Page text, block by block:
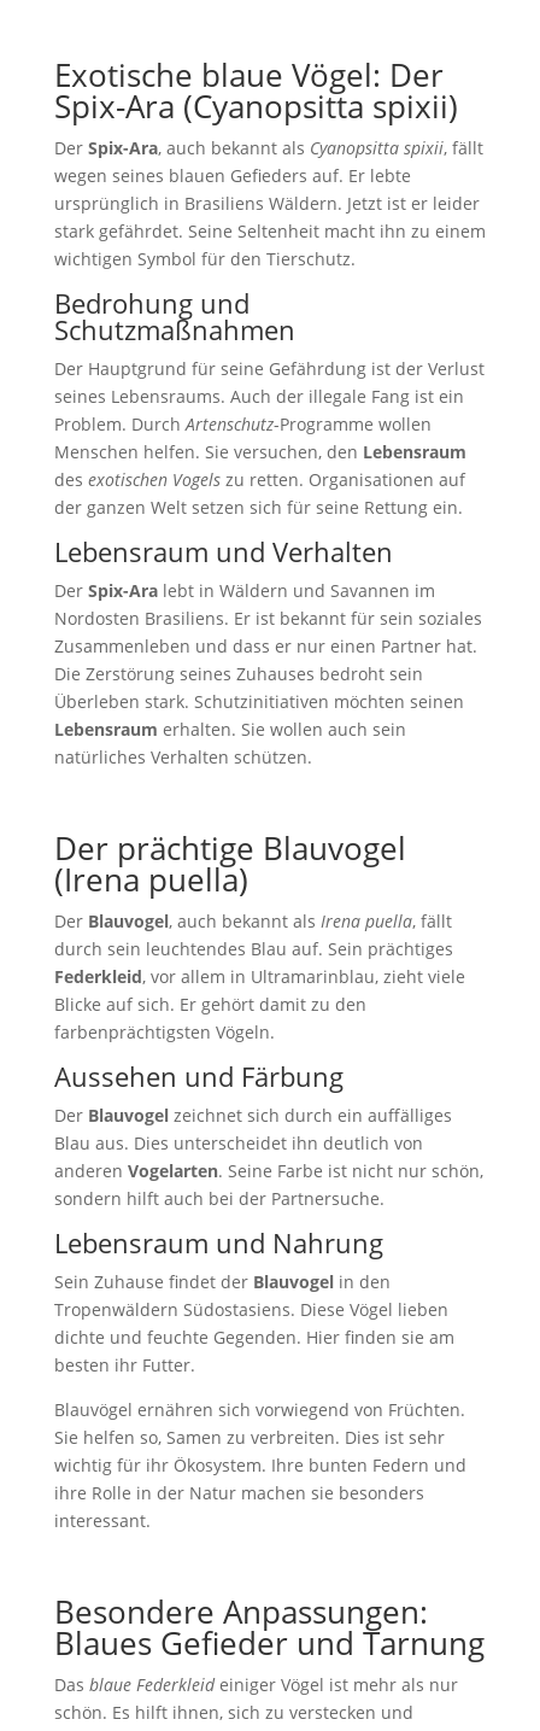
Exotische blaue Vögel: Der
Spix-Ara (Cyanopsitta spixii)
Der Spix-Ara, auch bekannt als Cyanopsitta spixii, fällt
wegen seines blauen Gefieders auf. Er lebte
ursprünglich in Brasiliens Wäldern. Jetzt ist er leider
stark gefährdet. Seine Seltenheit macht ihn zu einem
wichtigen Symbol für den Tierschutz.
Bedrohung und
Schutzmaßnahmen
Der Hauptgrund für seine Gefährdung ist der Verlust
seines Lebensraums. Auch der illegale Fang ist ein
Problem. DurchArtenschutz-Programme wollen
Menschen helfen. Sie versuchen, den Lebensraum
des exotischen Vogelszu retten. Organisationen auf
der ganzen Welt setzen sich für seine Rettung ein.
Lebensraum und Verhalten
Der Spix-Aralebt in Wäldern und Savannen im
Nordosten Brasiliens. Er ist bekannt für sein soziales
Zusammenleben und dass er nur einen Partner hat.
Die Zerstörung seines Zuhauses bedroht sein
Überleben stark. Schutzinitiativen möchten seinen
Lebensraum erhalten. Sie wollen auch sein
natürliches Verhalten schützen.
Der prächtige Blauvogel
(Irena puella)
Der Blauvogel, auch bekannt als Irena puella, fällt
durch sein leuchtendes Blau auf. Sein prächtiges
Federkleid, vor allem in Ultramarinblau, zieht viele
Blicke auf sich. Er gehört damit zu den
farbenprächtigsten Vögeln.
Aussehen und Färbung
Der Blauvogelzeichnet sich durch ein auffälliges
Blau aus. Dies unterscheidet ihn deutlich von
anderen Vogelarten. Seine Farbe ist nicht nur schön,
sondern hilft auch bei der Partnersuche.
Lebensraum und Nahrung
Sein Zuhause findet der Blauvogelin den
Tropenwäldern Südostasiens. Diese Vögel lieben
dichte und feuchte Gegenden. Hier finden sie am
besten ihr Futter.
Blauvögel ernähren sich vorwiegend von Früchten.
Sie helfen so, Samen zu verbreiten. Dies ist sehr
wichtig für ihr Ökosystem. Ihre bunten Federn und
ihre Rolle in der Natur machen sie besonders
interessant.
Besondere Anpassungen:
Blaues Gefieder und Tarnung
Das blaue Federkleideiniger Vögel ist mehr als nur
schön. Es hilft ihnen, sich zu verstecken und